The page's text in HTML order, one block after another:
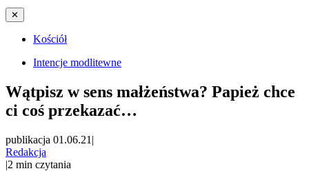
✕
Kościół
Intencje modlitewne
Wątpisz w sens małżeństwa? Papież chce
ci coś przekazać…
publikacja 01.06.21 |
Redakcja
|2 min czytania